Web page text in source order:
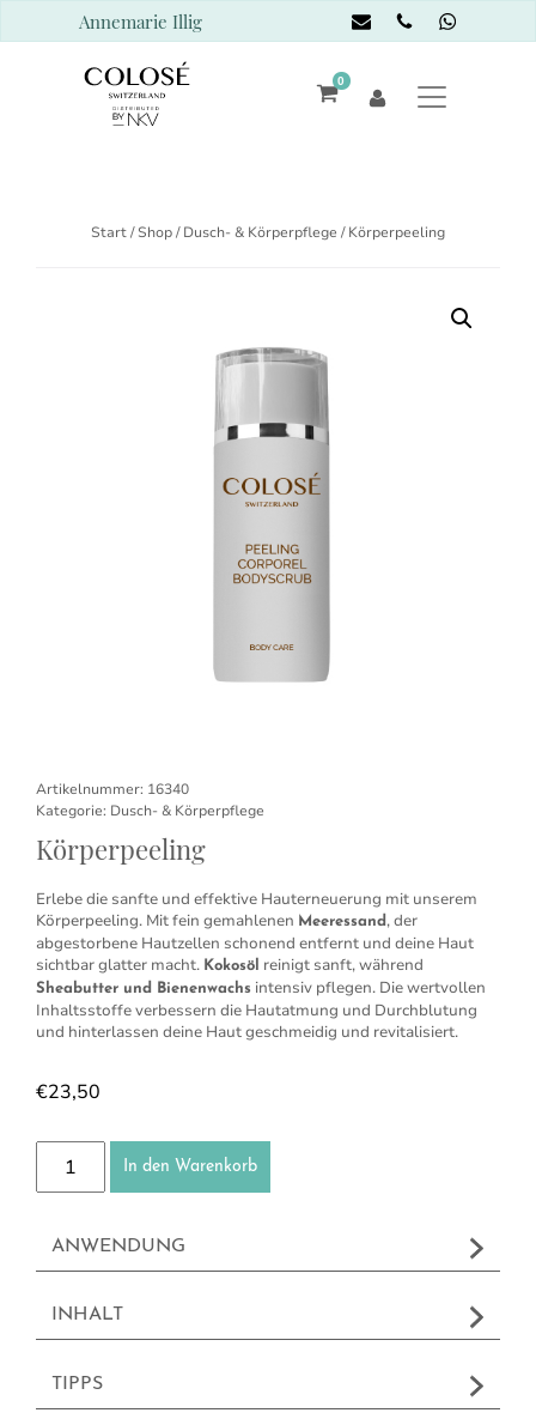
Annemarie Illig
0
Start/Shop/Dusch- & Körperpflege / Körperpeeling
Artikelnummer: 16340
Kategorie: Dusch- & Körperpflege
Körperpeeling
Erlebe die sanfte und effektive Hauterneuerung mit unserem
Körperpeeling. Mit fein gemahlenen Meeressand , der
abgestorbene Hautzellen schonend entfernt und deine Haut
sichtbar glatter macht. Kokosöl reinigt sanft, während
Sheabutter und Bienenwachs intensiv pflegen. Die wertvollen
Inhaltsstoffe verbessern die Hautatmung und Durchblutung
und hinterlassen deine Haut geschmeidig und revitalisiert.
€23,50
Körperpeeling Menge
In den Warenkorb
ANWENDUNG
INHALT
TIPPS